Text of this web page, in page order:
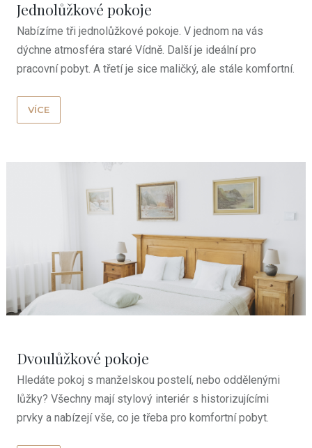
Jednolůžkové pokoje
Nabízíme tři jednolůžkové pokoje. V jednom na vás
dýchne atmosféra staré Vídně. Další je ideální pro
pracovní pobyt. A třetí je sice maličký, ale stále komfortní.
VÍCE
Dvoulůžkové pokoje
Hledáte pokoj s manželskou postelí, nebo oddělenými
lůžky? Všechny mají stylový interiér s historizujícími
prvky a nabízejí vše, co je třeba pro komfortní pobyt.